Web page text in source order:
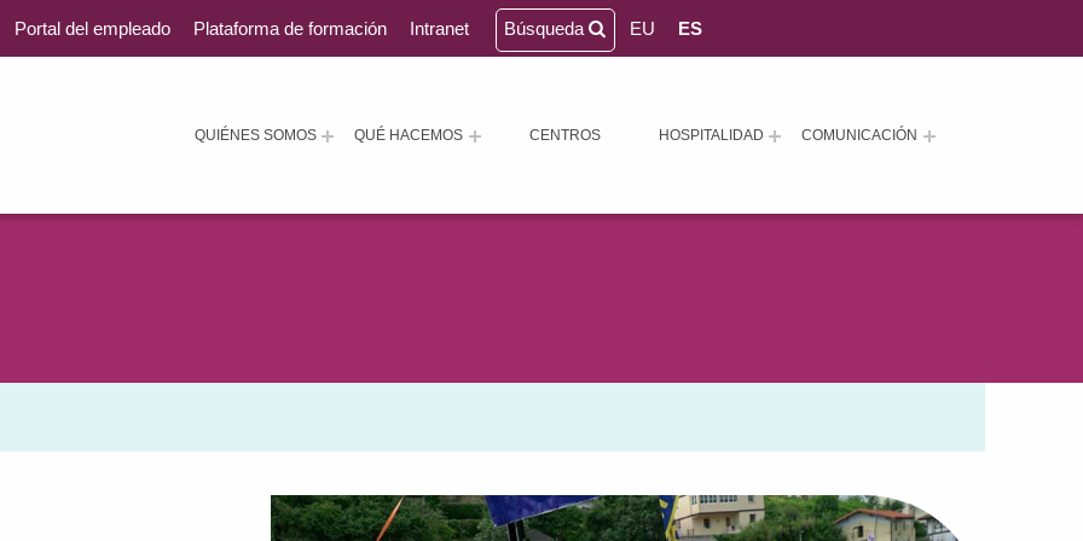
QUIÉNES SOMOS QUÉ HACEMOS CENTROS HOSPITALIDAD COMUNICACIÓN
Portal del empleado Plataforma de formación Intranet Búsqueda EU ES